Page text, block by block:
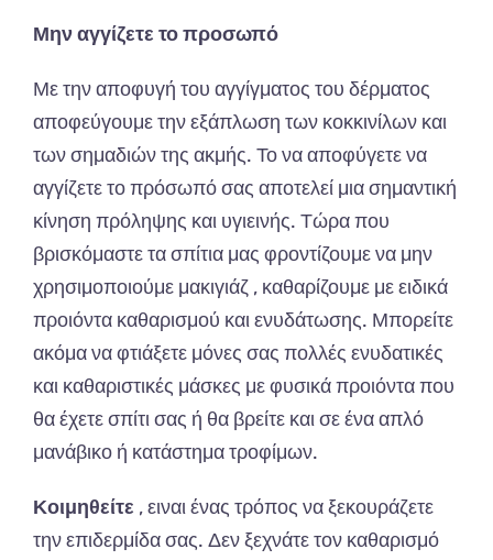
Μην αγγίζετε το προσωπό
Με την αποφυγή του αγγίγματος του δέρματος
αποφεύγουμε την εξάπλωση των κοκκινίλων και
των σημαδιών της ακμής. Το να αποφύγετε να
αγγίζετε το πρόσωπό σας αποτελεί μια σημαντική
κίνηση πρόληψης και υγιεινής. Τώρα που
βρισκόμαστε τα σπίτια μας φροντίζουμε να μην
χρησιμοποιούμε μακιγιάζ , καθαρίζουμε με ειδικά
προιόντα καθαρισμού και ενυδάτωσης. Μπορείτε
ακόμα να φτιάξετε μόνες σας πολλές ενυδατικές
και καθαριστικές μάσκες με φυσικά προιόντα που
θα έχετε σπίτι σας ή θα βρείτε και σε ένα απλό
μανάβικο ή κατάστημα τροφίμων.
Κοιμηθείτε , ειναι ένας τρόπος να ξεκουράζετε
την επιδερμίδα σας. Δεν ξεχνάτε τον καθαρισμό